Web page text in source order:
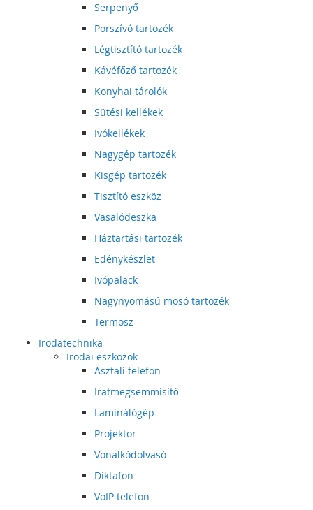
Serpenyő
Porszívó tartozék
Légtisztító tartozék
Kávéfőző tartozék
Konyhai tárolók
Sütési kellékek
Ivókellékek
Nagygép tartozék
Kisgép tartozék
Tisztító eszköz
Vasalódeszka
Háztartási tartozék
Edénykészlet
Ivópalack
Nagynyomású mosó tartozék
Termosz
Irodatechnika
Irodai eszközök
Asztali telefon
Iratmegsemmisítő
Laminálógép
Projektor
Vonalkódolvasó
Diktafon
VoIP telefon